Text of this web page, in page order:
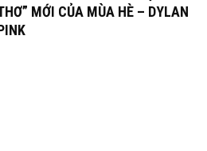
MỚI CỦA MÙA HÈ – DYLAN